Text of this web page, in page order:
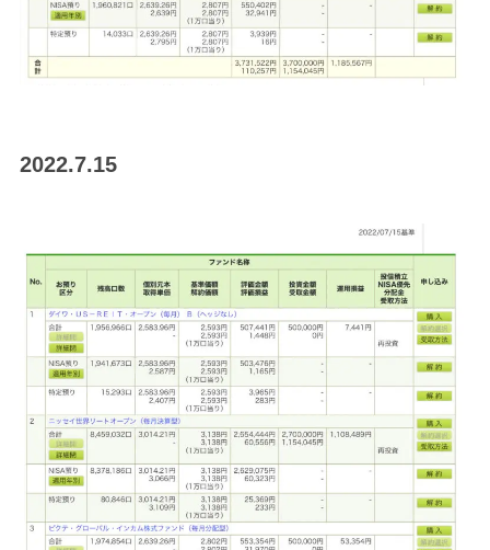
2022.7.15